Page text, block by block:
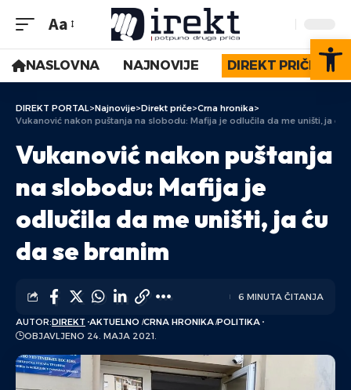
Aa
NASLOVNA NAJNOVIJE DIREKT PRIČE
DIREKT PORTAL>Najnovije>Direkt priče>Crna hronika>
Vukanović nakon puštanja na slobodu: Mafija je odlučila da me uništi, ja ću
Vukanović nakon puštanja
na slobodu: Mafija je
odlučila da me uništi, ja ću
da se branim
AUTOR:DIREKT AKTUELNO CRNA HRONIKA POLITIKA
OBJAVLJENO 24. MAJA 2021.
6 MINUTA ČITANJA